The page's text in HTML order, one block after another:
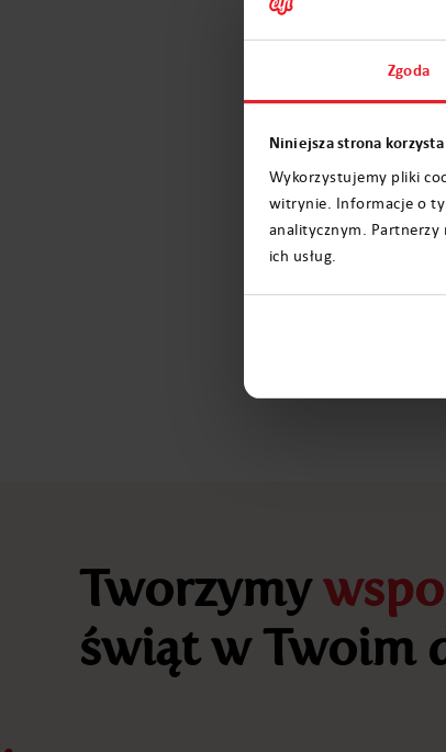
Zgoda
Niniejsza strona
Wykorzystujemy pliki
witrynie. Informacje o
analitycznym. Partnerzy
ich usług.
Tworzymy
świąt w Twoim